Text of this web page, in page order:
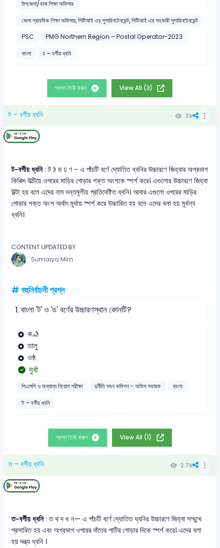
উপজেলা/থানা শিক্ষা অফিসার
জেলা প্রাথমিক শিক্ষা অফিসার, পিটিআই এর সুপারিনটেনডেন্ট, পিটিআই এর সহকারী সুপারিনটেনডেন্ট
PSC
PMG Northern Region – Postal Operator-2023
বাংলা
চ – বর্গীয় ধ্বনি
প্রশ্ন তৈরি করুন View All (3)
ট – বর্গীয় ধ্বনি 3k
ট-বর্গীয় ধ্বনি: ট ঠ ড ঢ ণ - এ পাঁচটি বর্ণে দ্যোতিত ধ্বনির উচ্চারণে জিহ্বার অগ্রভাগ
কিঞ্চিৎ উল্টিয়ে ওপরের মাড়ির গোড়ার শক্ত অংশকে স্পর্শ করে। এগুলোর উচ্চারণে জিহ্বা
উল্টা হয় বলে এদের নাম দন্তমূলীয় প্রতিবেষ্টিত ধ্বনি। আবার এগুলো ওপরের মাড়ির
গোড়ার শক্ত অংশ অর্থাৎ মূর্ধায় স্পর্শ করে উচ্চারিত হয় বলে এদের বলা হয় মূর্ধন্য
ধ্বনি।
CONTENT UPDATED BY
Sumaiya Mim
# বহুনির্বাচনী প্রশ্ন
1.বাংলা 'ট' ও 'ড' বর্ণের উচ্চারণস্থান কোনটি?
কণ্ঠ
তালু
ওষ্ঠ
মুর্ধা
পিএসসি ও অন্যান্য নিয়োগ পরীক্ষা দুর্নীতি দমন কমিশন - অফিস সহায়ক
বাংলা
ট – বর্গীয় ধ্বনি
প্রশ্ন তৈরি করুন View All (1)
ত – বর্গীয় ধ্বনি 2.7k
ত-বর্গীয় ধ্বনি: ত থ দ ধ ন— এ পাঁচটি বর্ণে দ্যোতিত ধ্বনির উচ্চারণে জিহ্বা সম্মুখে
প্রসারিত হয় এবং অগ্রভাগ ওপরের দাঁতের পাটির গোড়ার দিকে স্পর্শ করে। এদের বলা
হয় দন্ত্য ধ্বনি ।